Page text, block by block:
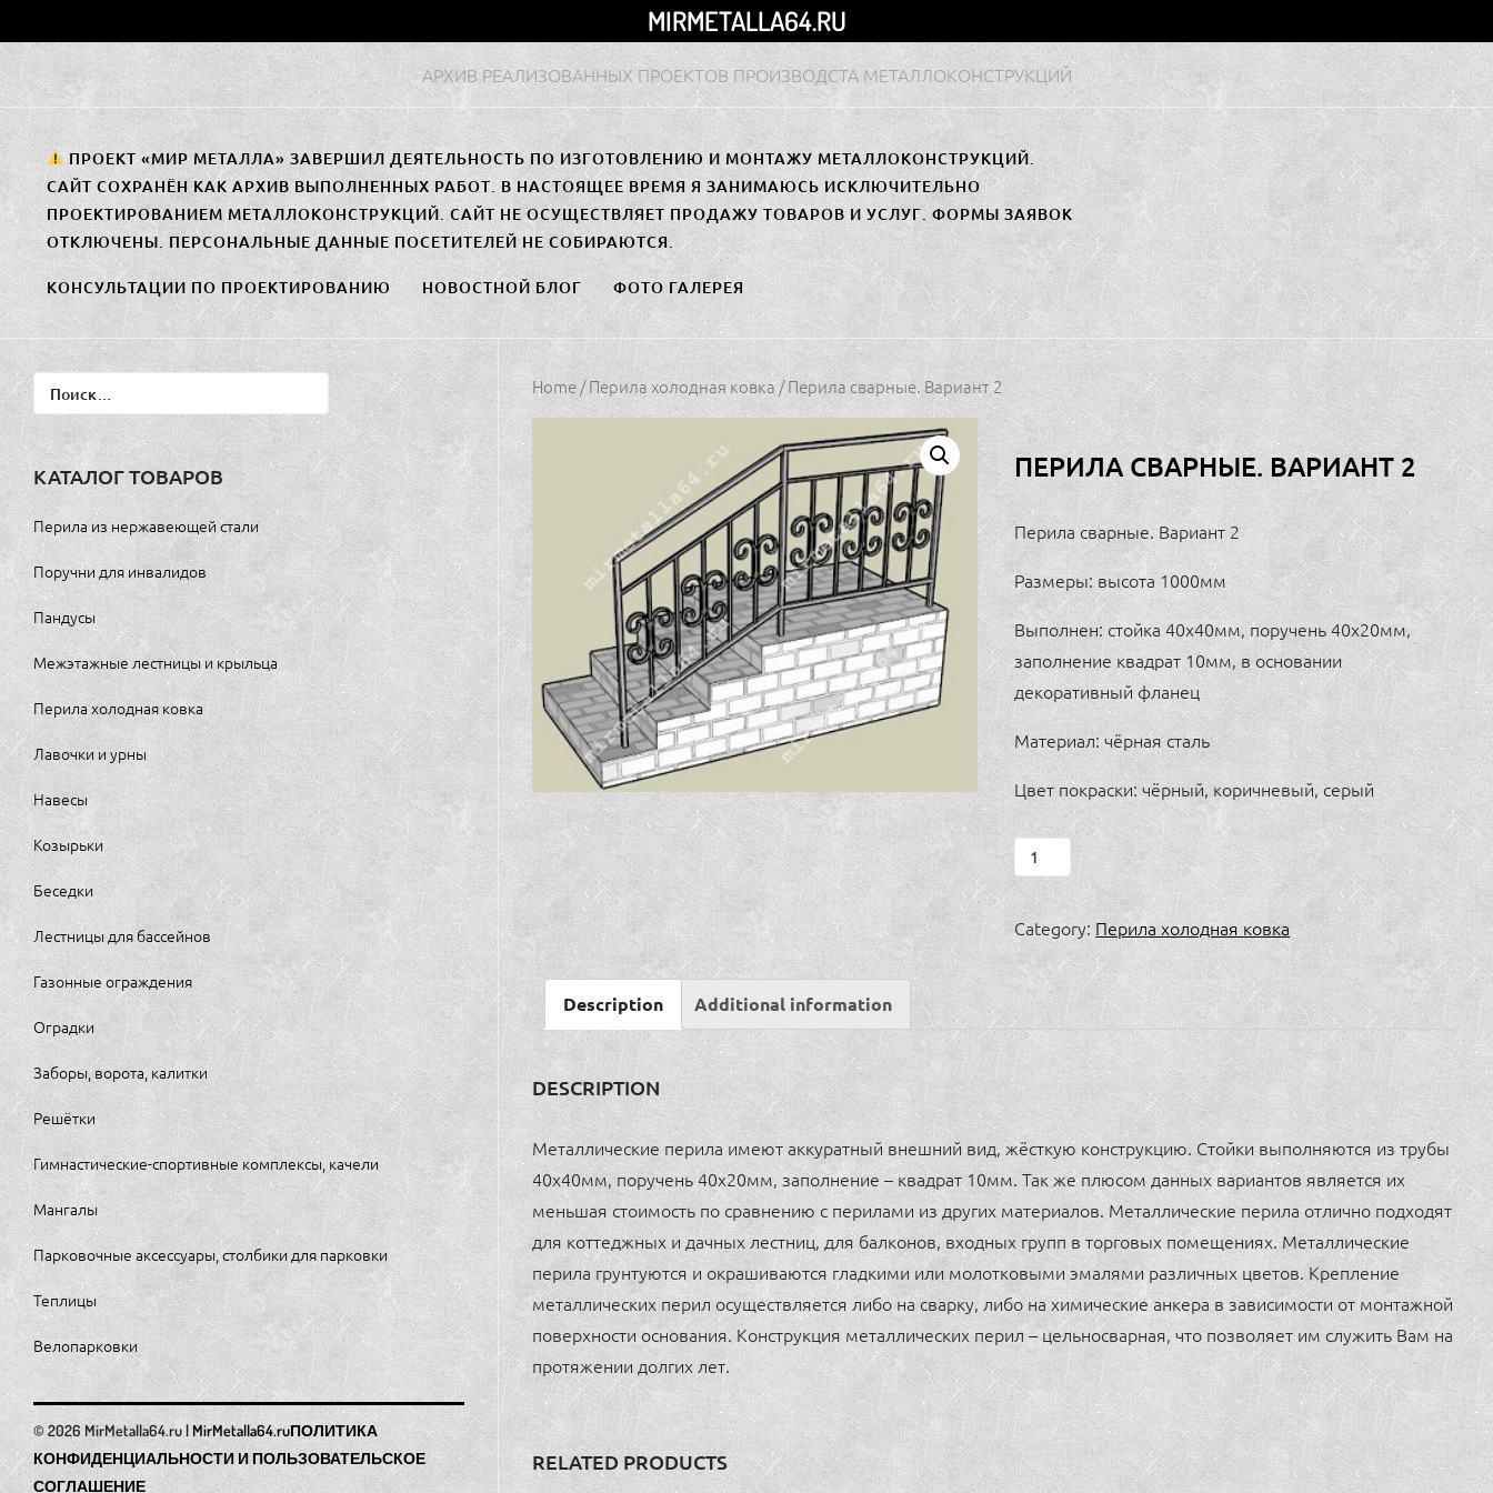
к
содержимому
MIRMETALLA64.RU
АРХИВ РЕАЛИЗОВАННЫХ ПРОЕКТОВ ПРОИЗВОДСТА МЕТАЛЛОКОНСТРУКЦИЙ
ПРОЕКТ «МИР МЕТАЛЛА» ЗАВЕРШИЛ ДЕЯТЕЛЬНОСТЬ ПО ИЗГОТОВЛЕНИЮ И МОНТАЖУ МЕТАЛЛОКОНСТРУКЦИЙ.
САЙТ СОХРАНЁН КАК АРХИВ ВЫПОЛНЕННЫХ РАБОТ. В НАСТОЯЩЕЕ ВРЕМЯ Я ЗАНИМАЮСЬ ИСКЛЮЧИТЕЛЬНО
ПРОЕКТИРОВАНИЕМ МЕТАЛЛОКОНСТРУКЦИЙ. САЙТ НЕ ОСУЩЕСТВЛЯЕТ ПРОДАЖУ ТОВАРОВ И УСЛУГ. ФОРМЫ ЗАЯВОК
ОТКЛЮЧЕНЫ. ПЕРСОНАЛЬНЫЕ ДАННЫЕ ПОСЕТИТЕЛЕЙ НЕ СОБИРАЮТСЯ.
КОНСУЛЬТАЦИИ ПО ПРОЕКТИРОВАНИЮ НОВОСТНОЙ БЛОГ ФОТО ГАЛЕРЕЯ
Home/Перила холодная ковка/ Перила сварные. Вариант 2
ПЕРИЛА СВАРНЫЕ. ВАРИАНТ 2
Перила сварные. Вариант 2
Размеры: высота 1000мм
Выполнен: стойка 40х40мм, поручень 40х20мм,
заполнение квадрат 10мм, в основании
декоративный фланец
Материал: чёрная сталь
Цвет покраски: чёрный, коричневый, серый
Перила
сварные.
Вариант
2
quantity
Category:Перила холодная ковка
Description Additional information
DESCRIPTION
Металлические перила имеют аккуратный внешний вид, жёсткую конструкцию. Стойки выполняются из трубы
40х40мм, поручень 40х20мм, заполнение – квадрат 10мм. Так же плюсом данных вариантов является их
меньшая стоимость по сравнению с перилами из других материалов. Металлические перила отлично подходят
для коттеджных и дачных лестниц, для балконов, входных групп в торговых помещениях. Металлические
перила грунтуются и окрашиваются гладкими или молотковыми эмалями различных цветов. Крепление
металлических перил осуществляется либо на сварку, либо на химические анкера в зависимости от монтажной
поверхности основания. Конструкция металлических перил – цельносварная, что позволяет им служить Вам на
протяжении долгих лет.
RELATED PRODUCTS
Найти:
КАТАЛОГ ТОВАРОВ
Перила из нержавеющей стали
Поручни для инвалидов
Пандусы
Межэтажные лестницы и крыльца
Перила холодная ковка
Лавочки и урны
Навесы
Козырьки
Беседки
Лестницы для бассейнов
Газонные ограждения
Оградки
Заборы, ворота, калитки
Решётки
Гимнастические-спортивные комплексы, качели
Мангалы
Парковочные аксессуары, столбики для парковки
Теплицы
Велопарковки
MirMetalla64.ruПОЛИТИКА
КОНФИДЕНЦИАЛЬНОСТИ И ПОЛЬЗОВАТЕЛЬСКОЕ
СОГЛАШЕНИЕ